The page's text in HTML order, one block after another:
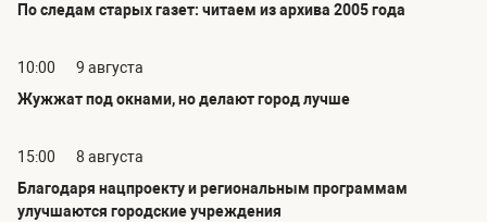
По следам старых газет: читаем из архива 2005 года
10:00
9 августа
Жужжат под окнами, но делают город лучше
15:00
8 августа
Благодаря нацпроекту и региональным программам
улучшаются городские учреждения